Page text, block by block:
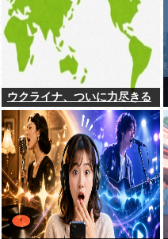
ウクライナ、ついに力尽きる